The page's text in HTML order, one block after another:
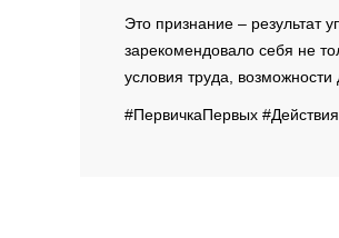
Это признание – результат
зарекомендовало себя не
условия труда,
#ПервичкаПервых